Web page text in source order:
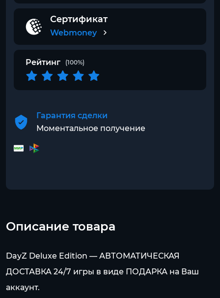
Сертификат
Webmoney
Рейтинг (100%)
Гарантия сделки
Моментальное получение
Описание товара
DayZ Deluxe Edition — АВТОМАТИЧЕСКАЯ
ДОСТАВКА 24/7 игры в виде ПОДАРКА на Ваш
аккаунт.